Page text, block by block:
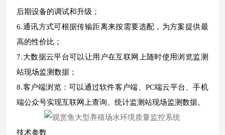
后期设备的调试和升级；
6.通讯方式可根据传输距离来按需要选配，为方案提供最
高的性价比；
7.大数据云平台可以让用户在互联网上随时使用浏览监测
站现场监测数据；
8.客户端浏览：可以通过软件客户端、PC端云平台、手机
端公众号实现互联网上查询、统计监测站现场监测数据。
技术参数